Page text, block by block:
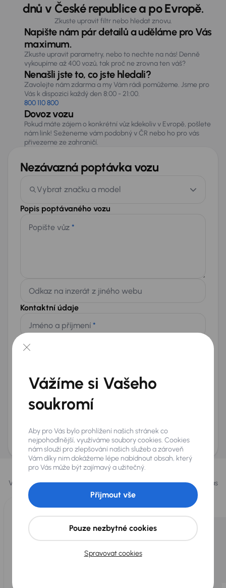
dnů v České republice a po Evropě.
Zkuste upravit filtr nebo hledat znovu.
Napište nám pár detailů a uděláme pro Vás
maximum.
Zkuste upravit parametry, nebo to nechte na nás! Denně
vykoupíme až 400 vozů, tak proč ne zrovna ten váš?
Nenašli jste to, co jste hledali?
Zavolejte nám zdarma a my Vám rádi pomůžeme. Jsme pro
Vás k dispozici každý den 8:00 - 21:00.
800 110 800
Dovoz vozu
Pokud máte zájem o konkrétní vůz kdekoliv v Evropě, pošlete
nám link! Seženeme vám podobný v ČR nebo ho pro vás
přivezeme ze zahraničí.
Nezávazná poptávka vozu
Vybrat značku a model
Popis poptávaného vozu
Popište vůz *
Odkaz na inzerát z jiného webu
Kontaktní údaje
Jméno a příjmení *
Přeji si dostávat informace o atraktivních slevových
nabídkách
AURES Holdings a.s., se sídlem Dopraváků 874/15, Čimice, 184 00 Praha 8 bude
uchovávat a zpracovávat vaše osobní údaje v souladu se zásadami ochrany a
zpracováníosobních údajů.
Vybrali jsme pro vás
Vybíráme pro vás tynejlepší vozyz naší nabídky. Každý den pro vás
vykoupíme až 400 vozů
Vážíme si Vašeho
soukromí
Aby pro Vás bylo prohlížení našich stránek co
nejpohodlnější, využíváme soubory cookies. Cookies
nám slouží pro zlepšování našich služeb a zároveň
Vám díky nim dokážeme lépe nabídnout obsah, který
pro Vás může být zajímavý a užitečný.
Spravovat cookies
Pouze nezbytné cookies
Přijmout vše